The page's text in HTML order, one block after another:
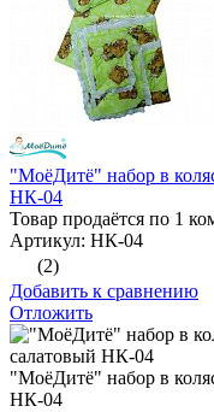
"МоёДитё" набор в
НК-04
Товар продаётся по 1
Артикул: НК-04
(2)
Добавить к сравнению
Отложить
"МоёДитё" набор в
НК-04